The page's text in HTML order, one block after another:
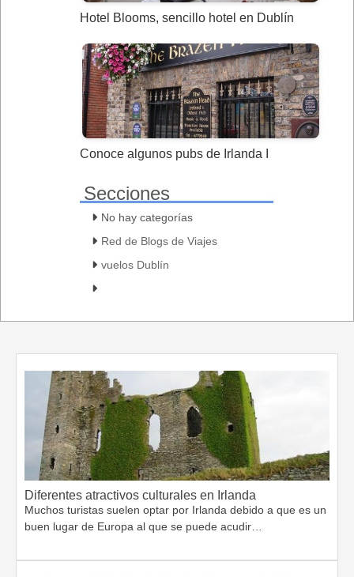
Hotel Blooms, sencillo hotel en Dublín
Conoce algunos pubs de Irlanda I
Secciones
No hay categorías
Red de Blogs de Viajes
vuelos Dublín
Diferentes atractivos culturales en Irlanda
Muchos turistas suelen optar por Irlanda debido a que es un
buen lugar de Europa al que se puede acudir…